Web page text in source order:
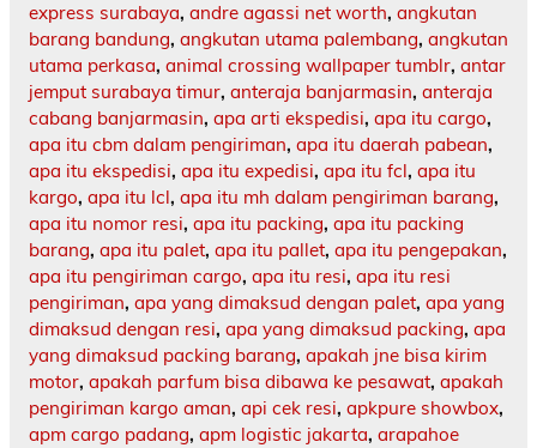
express surabaya, andre agassi net worth, angkutan
barang bandung, angkutan utama palembang, angkutan
utama perkasa, animal crossing wallpaper tumblr, antar
jemput surabaya timur, anteraja banjarmasin, anteraja
cabang banjarmasin, apa arti ekspedisi, apa itu cargo,
apa itu cbm dalam pengiriman, apa itu daerah pabean,
apa itu ekspedisi, apa itu expedisi, apa itu fcl, apa itu
kargo, apa itu lcl, apa itu mh dalam pengiriman barang,
apa itu nomor resi, apa itu packing, apa itu packing
barang, apa itu palet, apa itu pallet, apa itu pengepakan,
apa itu pengiriman cargo, apa itu resi, apa itu resi
pengiriman, apa yang dimaksud dengan palet, apa yang
dimaksud dengan resi, apa yang dimaksud packing, apa
yang dimaksud packing barang, apakah jne bisa kirim
motor, apakah parfum bisa dibawa ke pesawat, apakah
pengiriman kargo aman, api cek resi, apkpure showbox,
apm cargo padang, apm logistic jakarta, arapahoe